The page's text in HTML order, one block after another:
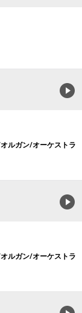
ルガン/オーケストラ
ルガン/オーケストラ